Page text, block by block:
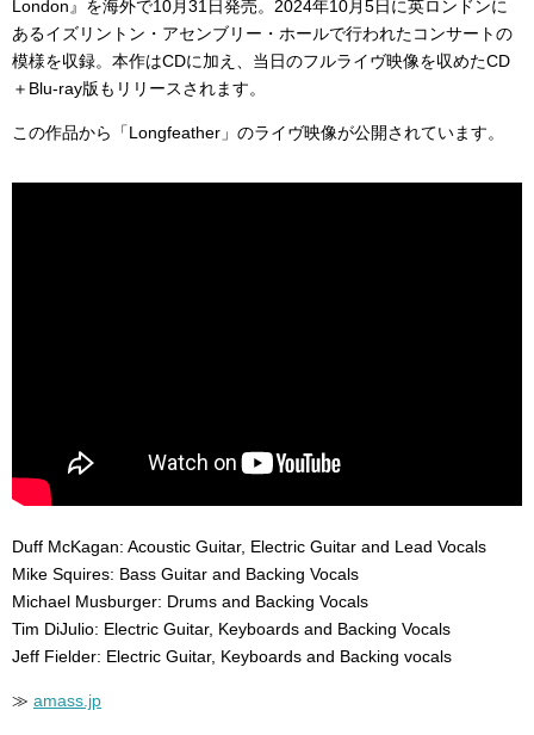
London』を海外で10月31日発売。2024年10月5日に英ロンドンに
あるイズリントン・アセンブリー・ホールで行われたコンサートの
模様を収録。本作はCDに加え、当日のフルライヴ映像を収めたCD
＋Blu-ray版もリリースされます。
この作品から「Longfeather」のライヴ映像が公開されています。
Duff McKagan: Acoustic Guitar, Electric Guitar and Lead Vocals
Mike Squires: Bass Guitar and Backing Vocals
Michael Musburger: Drums and Backing Vocals
Tim DiJulio: Electric Guitar, Keyboards and Backing Vocals
Jeff Fielder: Electric Guitar, Keyboards and Backing vocals
≫ amass.jp